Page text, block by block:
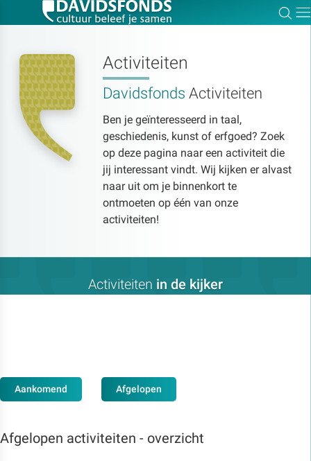
Activiteiten
Davidsfonds Activiteiten
Ben je geïnteresseerd in taal,
geschiedenis, kunst of erfgoed? Zoek
op deze pagina naar een activiteit die
jij interessant vindt. Wij kijken er alvast
naar uit om je binnenkort te
ontmoeten op één van onze
activiteiten!
Activiteiten in de kijker
Aankomend Afgelopen
Afgelopen activiteiten - overzicht
Zoek:
Zoeken